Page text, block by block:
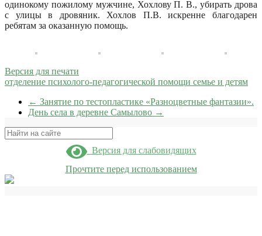
одинокому пожилому мужчине, Хохлову П. В., убирать дрова
с улицы в дровяник. Хохлов П.В. искренне благодарен
ребятам за оказанную помощь.
Версия для печати
отделение психолого-педагогической помощи семье и детям
← Занятие по тестопластике «Разноцветные фантазии».
День села в деревне Самылово →
Поиск
Версия для слабовидящих
Прочтите перед использованием